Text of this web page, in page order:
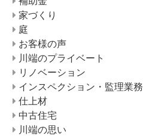
家づくり
庭
お客様の声
川端のプライベート
リノベーション
インスペクション・監理業務
仕上材
中古住宅
川端の思い